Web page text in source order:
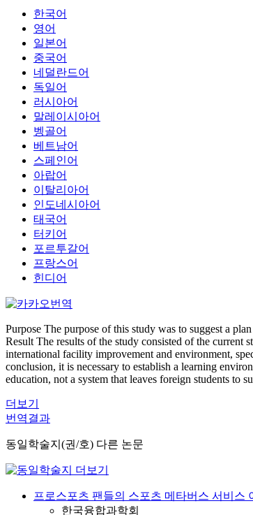
한국어
영어
일본어
중국어
네덜란드어
독일어
러시아어
말레이시아어
벵골어
베트남어
스페인어
아랍어
이탈리아어
인도네시아어
태국어
터키어
포르투갈어
프랑스어
힌디어
Purpose The purpose of this study was to suggest a
Result The results of the study consisted of the current
international facility improvement and environment,
conclusion, it is necessary to establish a learning
education, not a system that leaves foreign students to
더보기
번역결과
동일학술지(권/호) 다른 논문
프로스포츠 팬들의 스포츠 메타버스 서비스
한국융합과학회